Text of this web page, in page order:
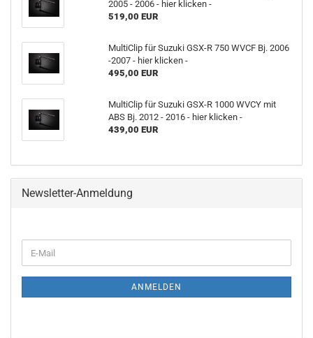
2005 - 2006 - hier klicken -
519,00 EUR
MultiClip für Suzuki GSX-R 750 WVCF Bj. 2006
-2007 - hier klicken -
495,00 EUR
MultiClip für Suzuki GSX-R 1000 WVCY mit
ABS Bj. 2012 - 2016 - hier klicken -
439,00 EUR
Newsletter-Anmeldung
ZUR
E-
Mail
ANMELDEN